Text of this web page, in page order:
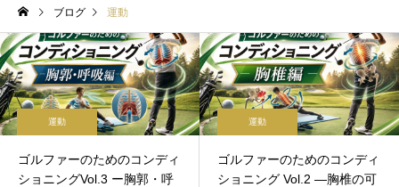
ブログ 運動
運動
ゴルファーのためのコンディ
ショニングVol.3 ー胸郭・呼
運動
ゴルファーのためのコンディ
ショニング Vol.2 ―胸椎の可